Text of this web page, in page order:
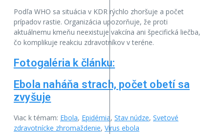
Podľa WHO sa situácia v KDR rýchlo zhoršuje a počet
prípadov rastie. Organizácia upozorňuje, že proti
aktuálnemu kmeňu neexistuje vakcína ani špecifická liečba,
čo komplikuje reakciu zdravotníkov v teréne.
Fotogaléria k článku:
Ebola naháňa strach, počet obetí sa
zvyšuje
Viac k témam: Ebola, Epidémia, Stav núdze, Svetové
zdravotnícke zhromaždenie, Vírus ebola